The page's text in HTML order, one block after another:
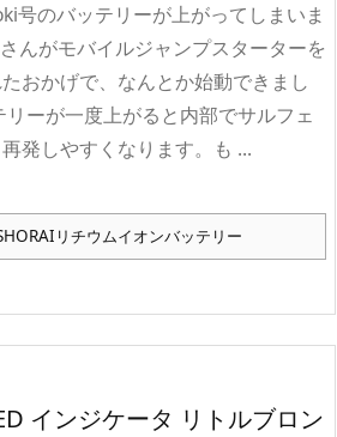
号のバッテリーが上がってしまいま
んがモバイルジャンプスターターを
おかげで、なんとか始動できまし
ーが一度上がると内部でサルフェ
発しやすくなります。も ...
リチウムイオンバッテリー
インジケータ リトルブロン